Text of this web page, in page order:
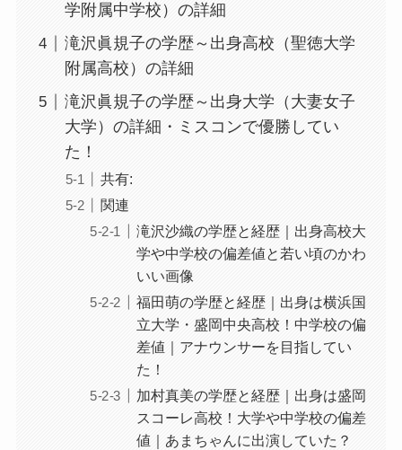
学附属中学校）の詳細
滝沢眞規子の学歴～出身高校（聖徳大学
附属高校）の詳細
滝沢眞規子の学歴～出身大学（大妻女子
大学）の詳細・ミスコンで優勝してい
た！
共有:
関連
滝沢沙織の学歴と経歴｜出身高校大
学や中学校の偏差値と若い頃のかわ
いい画像
福田萌の学歴と経歴｜出身は横浜国
立大学・盛岡中央高校！中学校の偏
差値｜アナウンサーを目指してい
た！
加村真美の学歴と経歴｜出身は盛岡
スコーレ高校！大学や中学校の偏差
値｜あまちゃんに出演していた？